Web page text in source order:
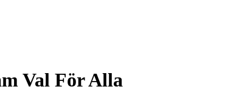
Val För Alla